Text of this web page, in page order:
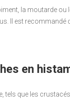
la moutarde
Il est
en
tels que les